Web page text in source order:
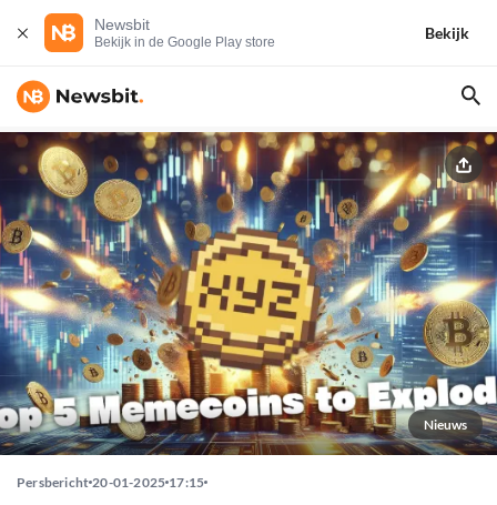
Newsbit
Bekijk in de Google Play store
Bekijk
Nieuws
Persbericht 20-01-2025 17:15